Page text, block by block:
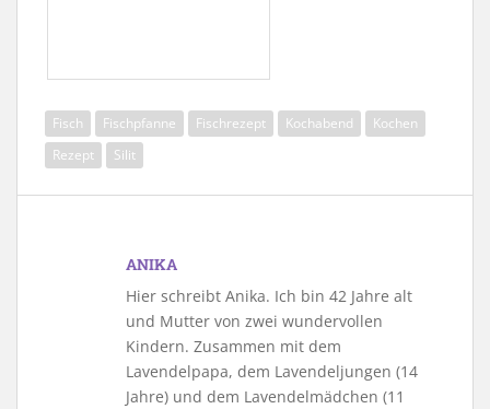
Fisch Fischpfanne Fischrezept Kochabend
Kochen
Rezept
Silit
ANIKA
Hier schreibt Anika. Ich bin 42 Jahre alt
und Mutter von zwei wundervollen
Kindern. Zusammen mit dem
Lavendelpapa, dem Lavendeljungen (14
Jahre) und dem Lavendelmädchen (11